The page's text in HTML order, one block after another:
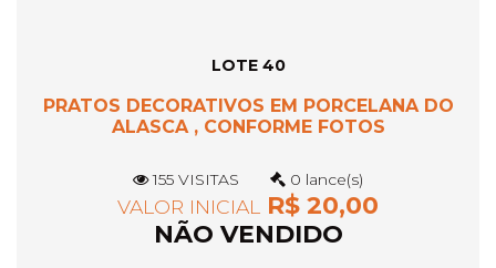
LOTE 40
PRATOS DECORATIVOS EM PORCELANA DO
ALASCA , CONFORME FOTOS
155 VISITAS 0 lance(s)
VALOR INICIAL
R$ 20,00
NÃO VENDIDO